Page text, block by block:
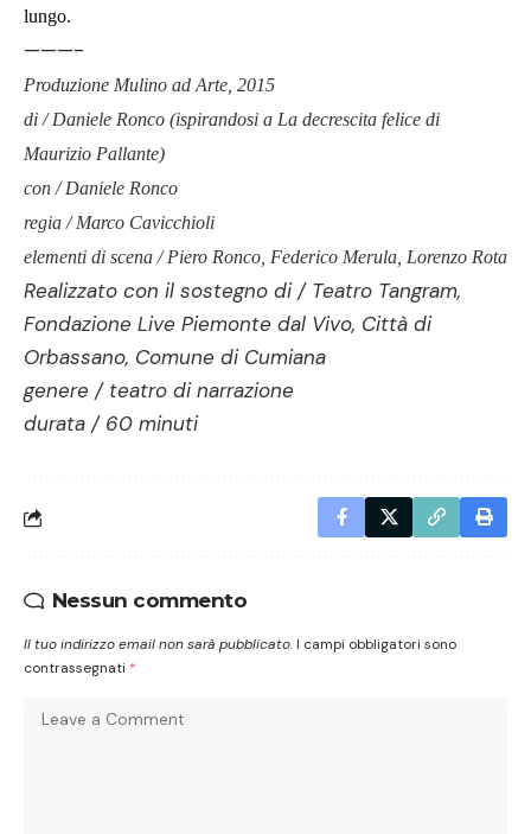
lungo.
———-
Produzione Mulino ad Arte, 2015
di / Daniele Ronco (ispirandosi a La decrescita felice di
Maurizio Pallante)
con / Daniele Ronco
regia / Marco Cavicchioli
elementi di scena / Piero Ronco, Federico Merula, Lorenzo Rota
Realizzato con il sostegno di / Teatro Tangram,
Fondazione Live Piemonte dal Vivo, Città di
Orbassano, Comune di Cumiana
genere / teatro di narrazione
durata / 60 minuti
Nessun commento
Il tuo indirizzo email non sarà pubblicato. I campi obbligatori sono
contrassegnati *